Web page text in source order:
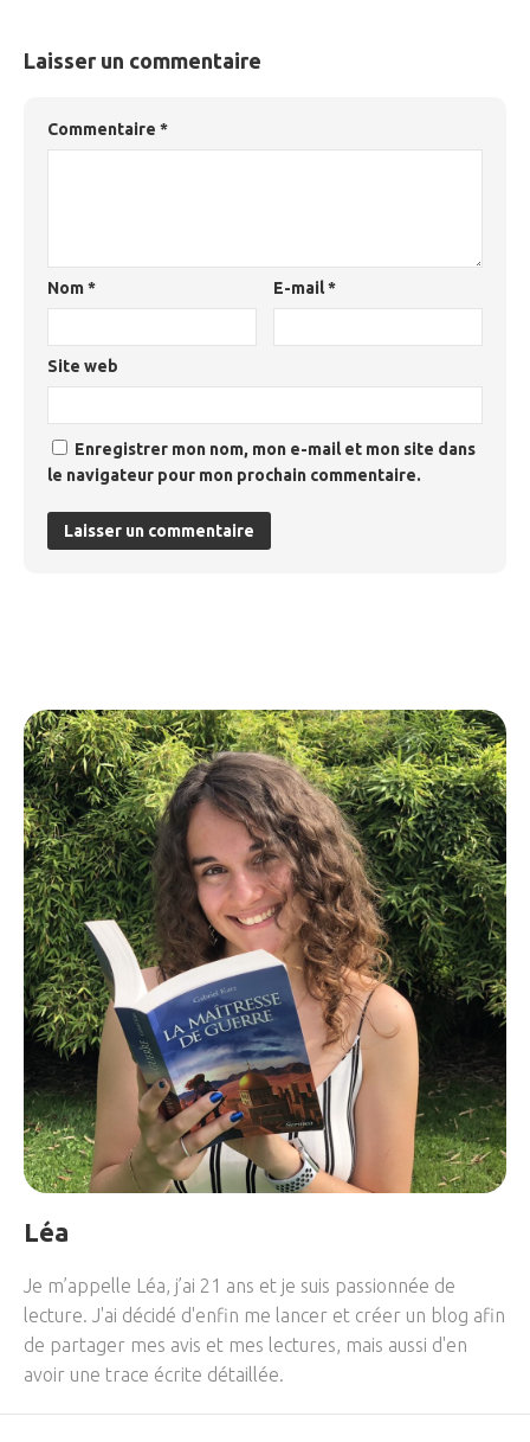
Laisser un commentaire
Commentaire *
Nom* E-mail*
Site web
Enregistrer mon nom, mon e-mail et mon site dans
le navigateur pour mon prochain commentaire.
Léa
Je m’appelle Léa, j’ai 21 ans et je suis passionnée de
lecture. J'ai décidé d'enfin me lancer et créer un blog afin
de partager mes avis et mes lectures, mais aussi d'en
avoir une trace écrite détaillée.